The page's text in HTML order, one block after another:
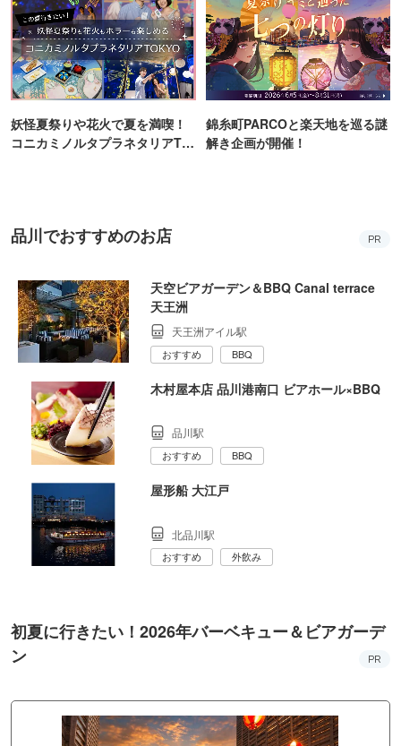
妖怪夏祭りや花火で夏を満喫！
コニカミノルタプラネタリアTO
錦糸町PARCOと楽天地を巡る謎
解き企画が開催！
品川でおすすめのお店 PR
天空ビアガーデン＆BBQ Canal terrace
天王洲
天王洲アイル駅
おすすめ BBQ
木村屋本店 品川港南口 ビアホール×BBQ
品川駅
おすすめ BBQ
屋形船 大江戸
北品川駅
おすすめ 外飲み
初夏に行きたい！2026年バーベキュー＆ビアガーデ
ン
PR